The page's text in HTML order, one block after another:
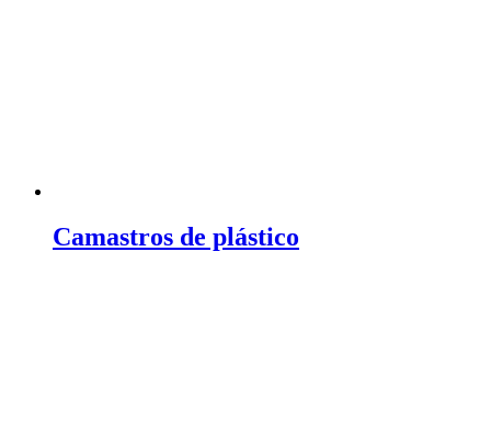
Camastros de plástico